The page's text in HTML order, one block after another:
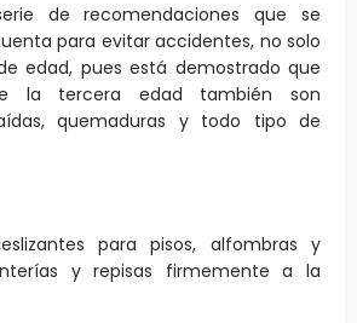
de recomendaciones que se
para evitar accidentes, no solo
edad, pues está demostrado que
la tercera edad también son
quemaduras y todo tipo de
para pisos, alfombras y
y repisas firmemente a la